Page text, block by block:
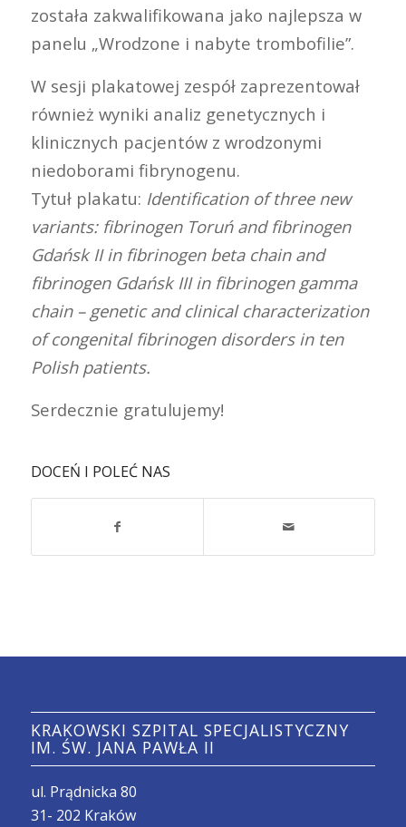
została zakwalifikowana jako najlepsza w
panelu „Wrodzone i nabyte trombofilie”.
W sesji plakatowej zespół zaprezentował
również wyniki analiz genetycznych i
klinicznych pacjentów z wrodzonymi
niedoborami fibrynogenu.
Tytuł plakatu: Identification of three new
variants: fibrinogen Toruń and fibrinogen
Gdańsk II in fibrinogen beta chain and
fibrinogen Gdańsk III in fibrinogen gamma
chain – genetic and clinical characterization
of congenital fibrinogen disorders in ten
Polish patients.
Serdecznie gratulujemy!
DOCEŃ I POLEĆ NAS
KRAKOWSKI SZPITAL SPECJALISTYCZNY
IM. ŚW. JANA PAWŁA II
ul. Prądnicka 80
31- 202 Kraków